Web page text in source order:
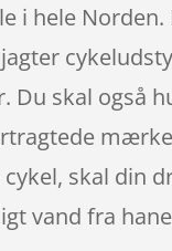
i hele
Du skal også
skal din
vand fra